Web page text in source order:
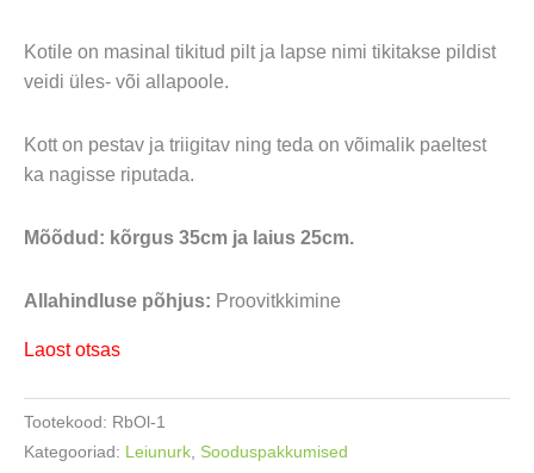
Kotile on masinal tikitud pilt ja lapse nimi tikitakse pildist
veidi üles- või allapoole.
Kott on pestav ja triigitav ning teda on võimalik paeltest
ka nagisse riputada.
Mõõdud: kõrgus 35cm ja laius 25cm.
Allahindluse põhjus: Proovitkkimine
Laost otsas
Tootekood: RbOl-1
Kategooriad: Leiunurk Sooduspakkumised